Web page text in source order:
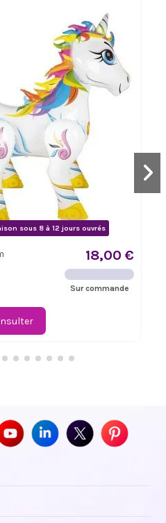
sous 8 à 12 jours ouvrés
18,00 €
Sur commande